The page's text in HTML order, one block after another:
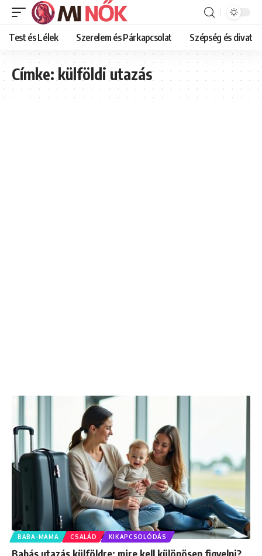
Test és Lélek Szerelem és Párkapcsolat Szépség és divat
Címke:külföldi utazás
BABA-MAMA CSALÁD KIKAPCSOLÓDÁS